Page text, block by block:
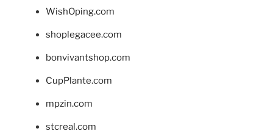
WishOping.com
shoplegacee.com
bonvivantshop.com
CupPlante.com
mpzin.com
stcreal.com